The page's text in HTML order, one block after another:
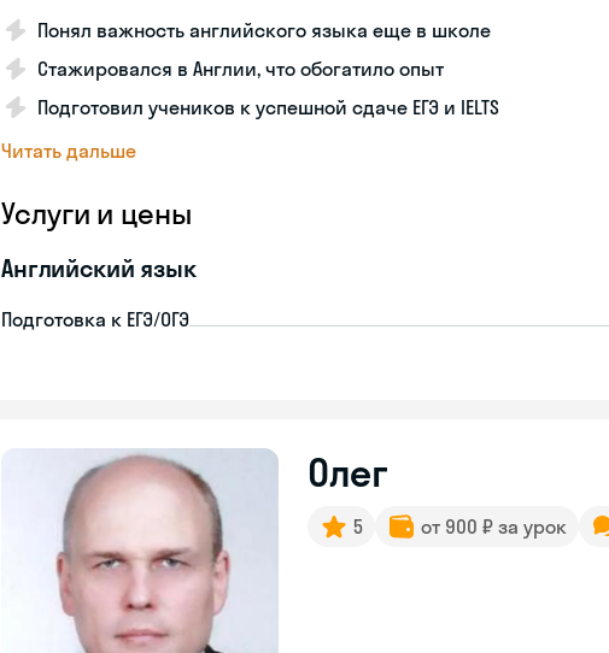
Понял важность английского языка еще в школе
Стажировался в Англии, что обогатило опыт
Подготовил учеников к успешной сдаче ЕГЭ и IELTS
Читать дальше
Услуги и цены
Английский язык
Подготовка к ЕГЭ/ОГЭ
Олег
5 от 900 ₽ за урок